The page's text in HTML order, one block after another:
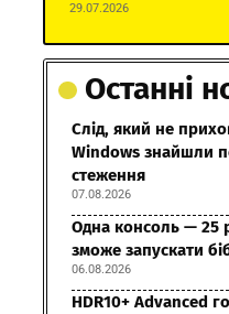
29.07.2026
Останні
Слід, який не
Windows знайшли
стеження
07.08.2026
Одна консоль — 25
зможе запускати
06.08.2026
HDR10+ Advanced